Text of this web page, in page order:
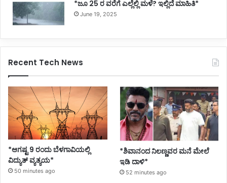
*ಜೂ 25 ರ ವರೆಗೆ ಎಲ್ಲೆಲ್ಲಿ ಮಳೆ? ಇಲ್ಲಿದೆ ಮಾಹಿತಿ*
June 19, 2025
Recent Tech News
*ಆಗಷ್ಟ 9 ರಂದು ಬೆಳಗಾವಿಯಲ್ಲಿ
ವಿದ್ಯುತ್ ವ್ಯತ್ಯಯ*
50 minutes ago
*ಶಿವಾನಂದ ನಿಲಣ್ಣವರ ಮನೆ ಮೇಲೆ
ಇಡಿ ದಾಳಿ*
52 minutes ago